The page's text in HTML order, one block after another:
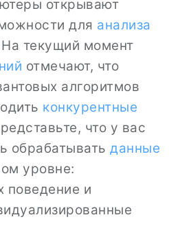
открывают
для анализа
текущий момент
отмечают, что
алгоритмов
конкурентные
что у вас
обрабатывать данные
уровне:
поведение и